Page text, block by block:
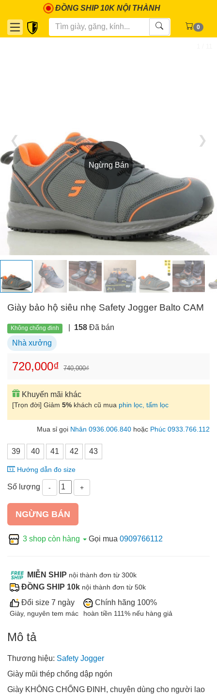
ĐỒNG SHIP 10K NỘI THÀNH
0
❮ ❯
Ngừng Bán
Giày bảo hộ siêu nhẹ Safety Jogger Balto CAM
Không chống đinh 158 Đã bán
Nhà xưởng
720,000₫ 740,000₫
Khuyến mãi khác
[Trọn đời] Giảm 5% khách cũ mua phin lọc, tấm lọc
Mua sỉ gọi Nhân 0936.006.840 hoặc Phúc 0933.766.112
39 40 41 42 43
Hướng dẫn đo size
Số lượng - +
NGỪNG BÁN
3 shop còn hàng Gọi mua 0909766112
MIỄN SHIP nội thành đơn từ 300k
ĐỒNG SHIP 10k nội thành đơn từ 50k
Đổi size 7 ngày
Giày, nguyên tem mác
Chính hãng 100%
hoàn tiền 111% nếu hàng giả
Mô tả
Thương hiệu: Safety Jogger
Giày mũi thép chống dập ngón
Giày KHÔNG CHỐNG ĐINH, chuyên dùng cho người lao